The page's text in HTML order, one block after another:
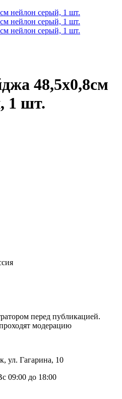
48,5х0,8см
1 шт.
перед публикацией.
модерацию
ул. Гагарина, 10
09:00 до 18:00